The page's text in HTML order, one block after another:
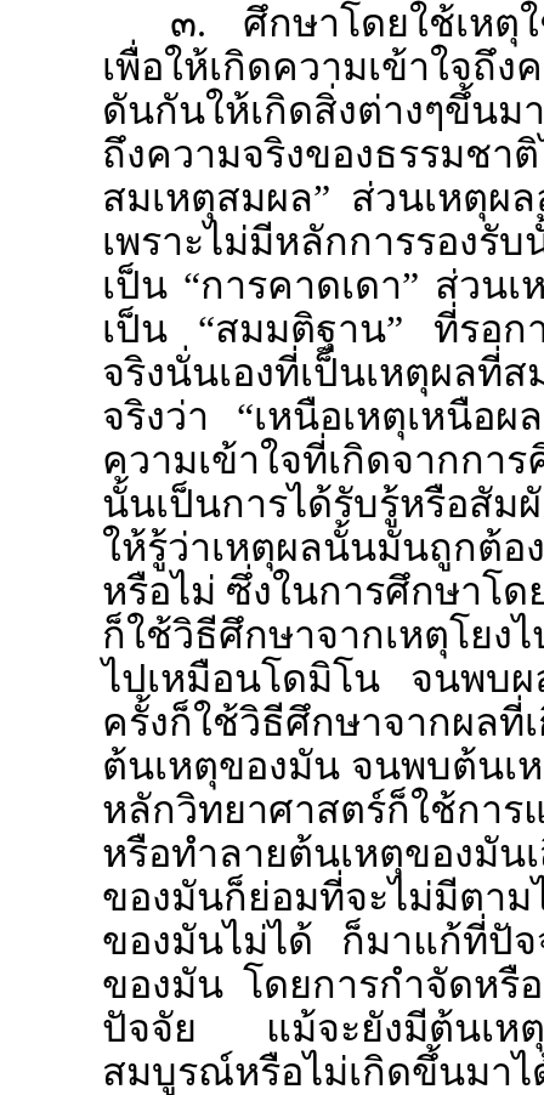
๓. ศึกษาโดยใช้เหตุ
เพื่อให้เกิดความเข้าใจถึ
ดันกันให้เกิดสิ่งต่างๆขึ้น
ถึงความจริงของธรรมชา
สมเหตุสมผล” ส่วนเหตุผ
เพราะไม่มีหลักการรองรั
เป็น “การคาดเดา” ส่วน
เป็น “สมมติฐาน” ที่รอก
จริงนั่นเองที่เป็นเหตุผลที่
จริงว่า “เหนือเหตุเหนือผ
ความเข้าใจที่เกิดจากกา
นั้นเป็นการได้รับรู้หรือสัม
ให้รู้ว่าเหตุผลนั้นมันถูกต้อ
หรือไม่ ซึ่งในการศึกษาโ
ก็ใช้วิธีศึกษาจากเหตุโยง
ไปเหมือนโดมิโน จนพบ
ครั้งก็ใช้วิธีศึกษาจากผล
ต้นเหตุของมัน จนพบต้นเ
หลักวิทยาศาสตร์ก็ใช้กา
หรือทำลายต้นเหตุของมั
ของมันก็ย่อมที่จะไม่มีตา
ของมันไม่ได้ ก็มาแก้ที่ปั
ของมัน โดยการกำจัดหรื
ปัจจัย แม้จะยังมีต้นเห
สมบูรณ์หรือไม่เกิดขึ้นมา